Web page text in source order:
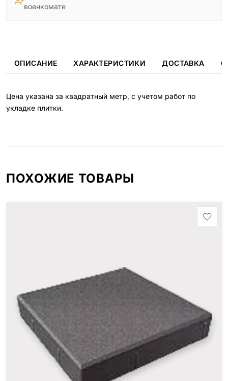
военкомате
ОПИСАНИЕ ХАРАКТЕРИСТИКИ ДОСТАВКА
Цена указана за квадратный метр, с учетом работ по
укладке плитки.
ПОХОЖИЕ ТОВАРЫ